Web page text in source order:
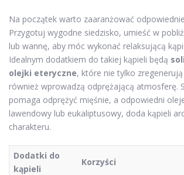
Na początek warto zaaranżować
Przygotuj wygodne siedzisko, umieść w
lub wannę, aby móc wykonać relaksującą
Idealnym dodatkiem do takiej kąpieli będą
olejki eteryczne, które nie tylko
również wprowadzą odprężającą atmosferę.
pomaga odprężyć mięśnie, a odpowiedni
lawendowy lub eukaliptusowy, doda kąpieli
charakteru.
Dodatki do
kąpieli
Korzyści